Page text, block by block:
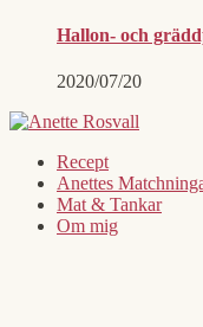
Hallon- och
2020/07/20
Recept
Anettes
Mat & Tankar
Om mig